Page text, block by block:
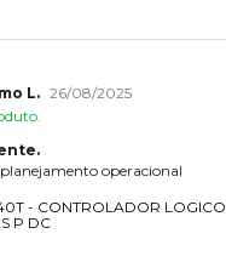
L. 26/08/2025
operacional
- CONTROLADOR LOGICO
P DC